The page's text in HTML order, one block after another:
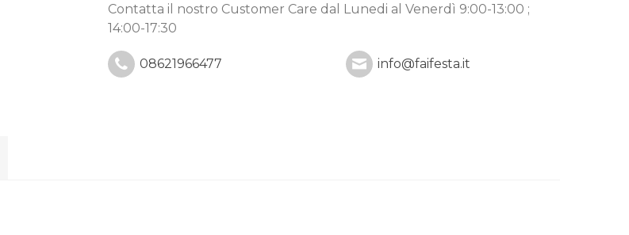
Contatta il nostro Customer Care dal Lunedi al Venerdì 9:00-13:00 ;
14:00-17:30
08621966477 info@faifesta.it